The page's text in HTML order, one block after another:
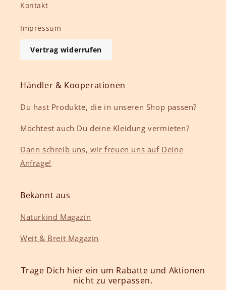
Kontakt
Impressum
Vertrag widerrufen
Händler & Kooperationen
Du hast Produkte, die in unseren Shop passen?
Möchtest auch Du deine Kleidung vermieten?
Dann schreib uns, wir freuen uns auf Deine
Anfrage!
Bekannt aus
Naturkind Magazin
Weit & Breit Magazin
Trage Dich hier ein um Rabatte und Aktionen
nicht zu verpassen.